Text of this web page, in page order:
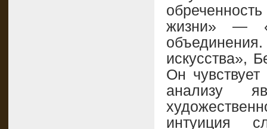
жизни» —
искусства»,
Он
анализу
интуиция